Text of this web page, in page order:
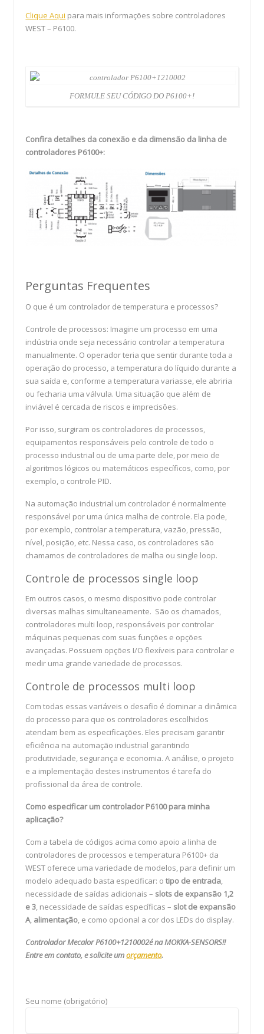
Clique Aqui para mais informações sobre controladores
WEST – P6100.
FORMULE SEU CÓDIGO DO P6100+!
Confira detalhes da conexão e da dimensão da linha de
controladores P6100+:
Perguntas Frequentes
O que é um controlador de temperatura e processos?
Controle de processos: Imagine um processo em uma
indústria onde seja necessário controlar a temperatura
manualmente. O operador teria que sentir durante toda a
operação do processo, a temperatura do líquido durante a
sua saída e, conforme a temperatura variasse, ele abriria
ou fecharia uma válvula. Uma situação que além de
inviável é cercada de riscos e imprecisões.
Por isso, surgiram os controladores de processos,
equipamentos responsáveis pelo controle de todo o
processo industrial ou de uma parte dele, por meio de
algoritmos lógicos ou matemáticos específicos, como, por
exemplo, o controle PID.
Na automação industrial um controlador é normalmente
responsável por uma única malha de controle. Ela pode,
por exemplo, controlar a temperatura, vazão, pressão,
nível, posição, etc. Nessa caso, os controladores são
chamamos de controladores de malha ou single loop.
Controle de processos single loop
Em outros casos, o mesmo dispositivo pode controlar
diversas malhas simultaneamente. São os chamados,
controladores multi loop, responsáveis por controlar
máquinas pequenas com suas funções e opções
avançadas. Possuem opções I/O flexíveis para controlar e
medir uma grande variedade de processos.
Controle de processos multi loop
Com todas essas variáveis o desafio é dominar a dinâmica
do processo para que os controladores escolhidos
atendam bem as especificações. Eles precisam garantir
eficiência na automação industrial garantindo
produtividade, segurança e economia. A análise, o projeto
e a implementação destes instrumentos é tarefa do
profissional da área de controle.
Como especificar um controlador P6100 para minha
aplicação?
Com a tabela de códigos acima como apoio a linha de
controladores de processos e temperatura P6100+ da
WEST oferece uma variedade de modelos, para definir um
modelo adequado basta especificar: otipo de entrada,
necessidade de saídas adicionais – slots de expansão 1,2
e 3, necessidade de saídas específicas – slot de expansão
A, alimentação, e como opcional a cor dos LEDs do display.
Controlador Mecalor P6100+1210002é na MOKKA-SENSORS!!
Entre em contato, e solicite umorçamento.
Seu nome (obrigatório)